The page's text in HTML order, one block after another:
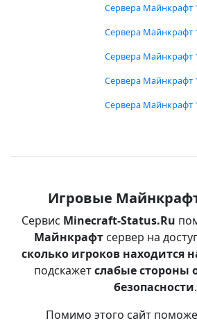
Сервера Майнкрафт
Сервера Майнкрафт
Сервера Майнкрафт
Сервера Майнкрафт
Сервера Майнкрафт
Игровые
Сервис Minecraft-Status.Ru
Майнкрафтсервер на
сколько игроков находится
подскажетслабые стороны
безопасности.
Помимо этого сайт